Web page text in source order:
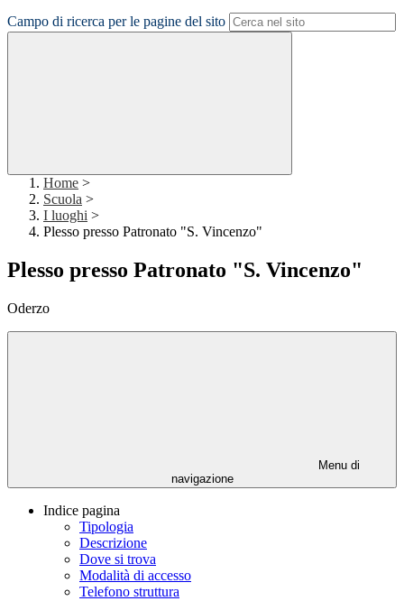
Campo di ricerca per le pagine del sito
Home >
Scuola >
I luoghi >
Plesso presso Patronato "S. Vincenzo"
Plesso presso Patronato "S. Vincenzo"
Oderzo
Menu di
navigazione
Indice pagina
Tipologia
Descrizione
Dove si trova
Modalità di accesso
Telefono struttura